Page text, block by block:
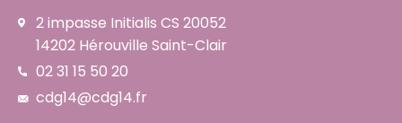
2 impasse Initialis CS 20052
14202 Hérouville Saint-Clair
02 31 15 50 20
cdg14@cdg14.fr